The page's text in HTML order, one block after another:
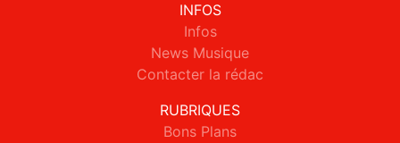
INFOS
Infos
News Musique
Contacter la rédac
RUBRIQUES
Bons Plans